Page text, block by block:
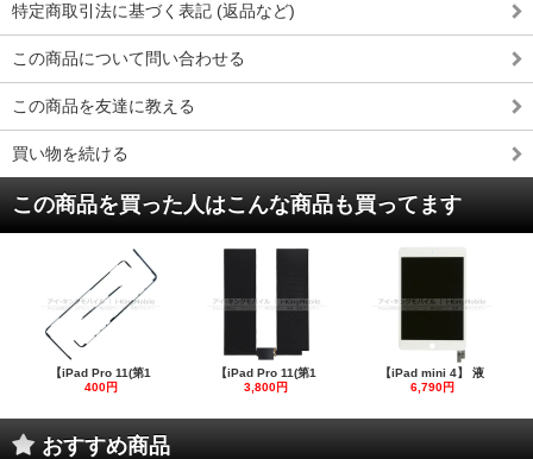
特定商取引法に基づく表記 (返品など)
この商品について問い合わせる
この商品を友達に教える
買い物を続ける
この商品を買った人はこんな商品も買ってます
【iPad Pro 11(第1
400円
【iPad Pro 11(第1
3,800円
【iPad mini 4】 液
6,790円
おすすめ商品